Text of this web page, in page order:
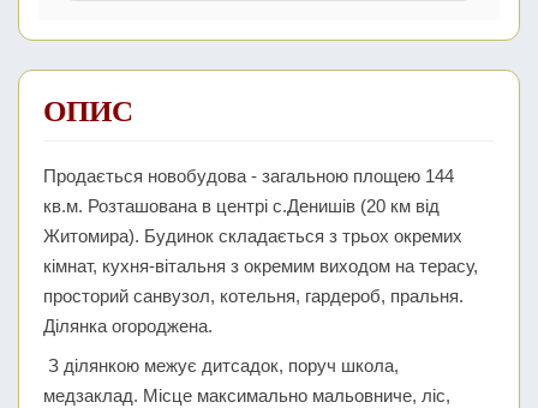
ОПИС
Продається новобудова - загальною площею 144
кв.м. Розташована в центрі с.Денишів (20 км від
Житомира). Будинок складається з трьох окремих
кімнат, кухня-вітальня з окремим виходом на терасу,
просторий санвузол, котельня, гардероб, пральня.
Ділянка огороджена.
З ділянкою межує дитсадок, поруч школа,
медзаклад. Місце максимально мальовниче, ліс,